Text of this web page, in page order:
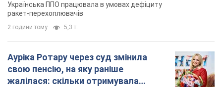
Українська ППО працювала в умовах дефіциту
ракет-перехоплювачів
2 години тому 5,3 т.
Ауріка Ротару через суд змінила
свою пенсію, на яку раніше
жалілася: скільки отримувала